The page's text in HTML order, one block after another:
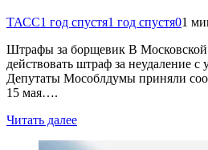
ТАСС1 год спустя1 год спустя01
Штрафы за борщевик В Московской
действовать штраф за неудаление с
Депутаты Мособлдумы приняли
15 мая….
Читать далее